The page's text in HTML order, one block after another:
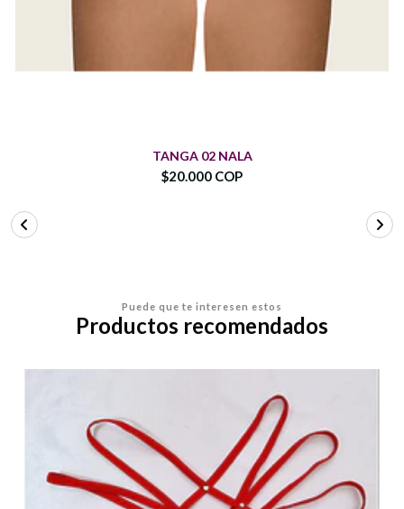
TANGA 02 NALA
$20.000 COP
Puede que te interesen estos
Productos recomendados